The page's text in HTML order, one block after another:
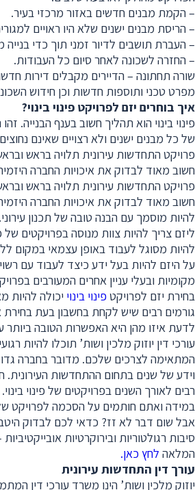
– הקמת מבנים חדשים באזור מרכזי בעיר.
– הריסת מבנים ישנים שלא היו ראויים
– העברת תושבים לדיור זמני תוך כדי
– החזרה לשכונה לאחר סיום כל העבודות.
שורה תחתונה – הדיירים מקבלים דירות
מפרט טכני ותוספות חדשות וכן חידוש
איך בוחרים יזם לפרויקט פינוי בינוי?
פינוי בינוי הוא תהליך חשוב בענף הבנייה.
של כל מבנים ישנים ולא רצויים שאינם
פרויקט התחדשות עירונית תלויה בראש
חשוב מאוד לבדוק את איכויות החברה
פרויקט התחדשות עירונית תלויה בראש
חשוב מאוד לבדוק את איכויות החברה
להיות מוסמך עם הבנה טובה של תכנון עירוני.
ליזם צריך להיות צוות מנוסה בפרויקטים של
להיות מסוגל לעבוד באופן עצמאי במקום
על היזם להיות בעל ידע כיצד לעבוד עם
מקומיות ובעלי עניין אחרים המעורבים
בחירת יזם לפרויקטפינוי בינוי יכולה להיות
גורמים רבים שיש לקחת בחשבון בעת בחירת
לדעת איזו מהן היא האפשרות הטובה
עורכי דין יוזוק מלכין ושות’ תוכלו להיות
המתאימה לצרכים שלכם. מדובר בחברה
וידע של שנים בתחום ההתחדשות העירונית.
רבים לאורך השנים בפרויקטים של פינוי בינוי.
אבל שום דבר לא זז? כדאי לכם לבדוק
סיבות רגולטוריות ובירוקרטיות
המלאה לחץ כאן.
עורך דין התחדשות עירונית
יוזוק מלכין ושות’ הינו משרד עורכי דין